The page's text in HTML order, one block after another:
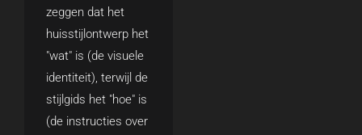
zeggen dat het
huisstijlontwerp het
"wat" is (de visuele
identiteit), terwijl de
stijlgids het "hoe" is
(de instructies over